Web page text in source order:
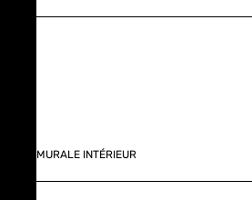
MURALE INTÉRIEUR